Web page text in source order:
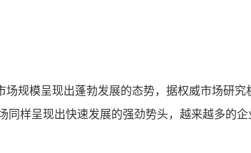
规模呈现出蓬勃发展的态势，据权威市场研
样呈现出快速发展的强劲势头，越来越多的